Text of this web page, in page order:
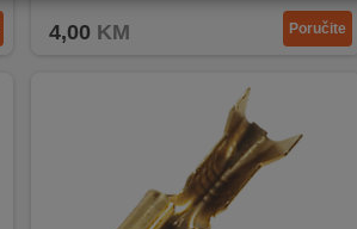
4,00 KM Poručite